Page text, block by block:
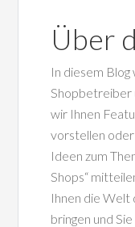
Über
In diesem Blog
Shopbetreiber
wir Ihnen
vorstellen oder
Ideen zum
Shops“
Ihnen die Welt
bringen und